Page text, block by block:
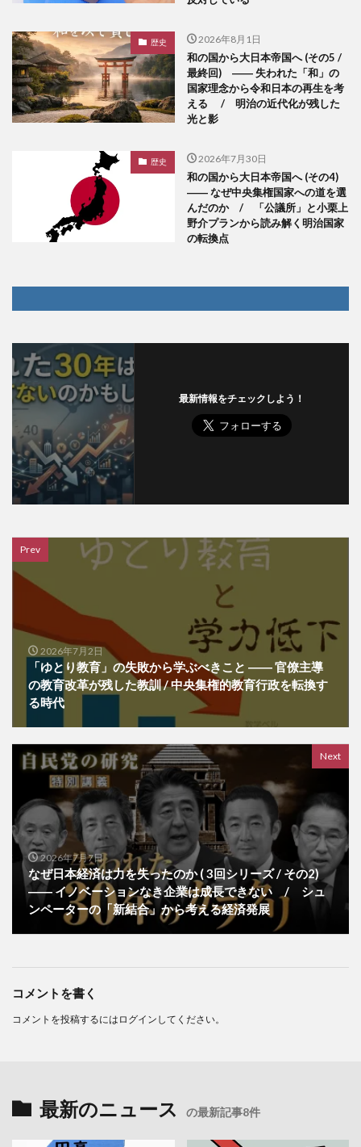
歴史 2026年8月1日
和の国から大日本帝国へ (その5 /
最終回) ―― 失われた「和」の
国家理念から令和日本の再生を考
える / 明治の近代化が残した
光と影
歴史 2026年7月30日
和の国から大日本帝国へ (その4)
―― なぜ中央集権国家への道を選
んだのか / 「公議所」と小栗上
野介プランから読み解く明治国家
の転換点
最新情報をチェックしよう！
Prev
2026年7月2日
「ゆとり教育」の失敗から学ぶべきこと ―― 官僚主導
の教育改革が残した教訓 / 中央集権的教育行政を転換す
る時代
Next
2026年7月7日
なぜ日本経済は力を失ったのか ( 3回シリーズ / その2)
―― イノベーションなき企業は成長できない / シュ
ンペーターの「新結合」から考える経済発展
コメントを書く
コメントを投稿するには ログイン してください。
最新のニュース の最新記事8件